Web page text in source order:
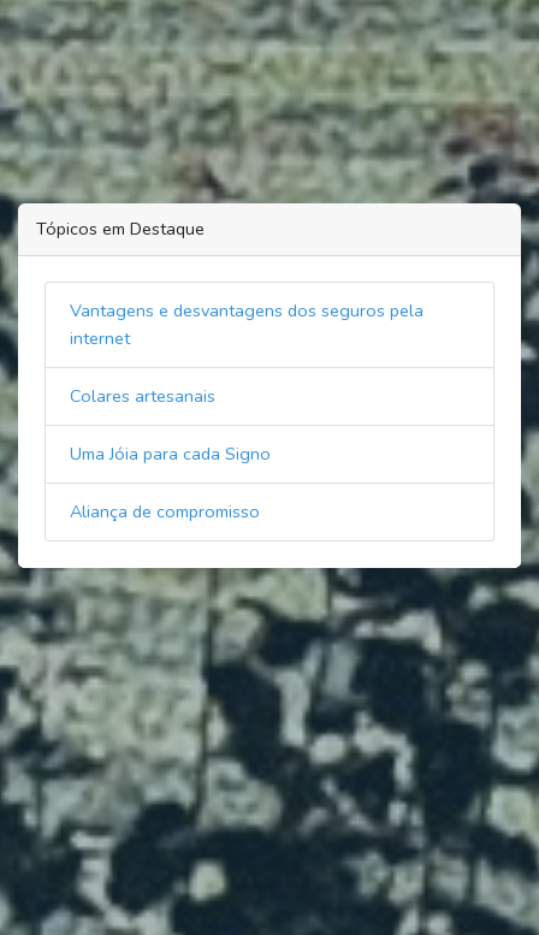
Tópicos em Destaque
Vantagens e desvantagens dos seguros pela
internet
Colares artesanais
Uma Jóia para cada Signo
Aliança de compromisso